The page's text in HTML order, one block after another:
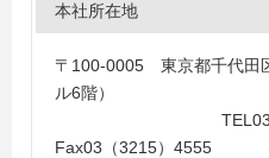
本社所在地
〒100-0005 東京都千代田
ル6階）
TEL03（3216
Fax03（3215）4555